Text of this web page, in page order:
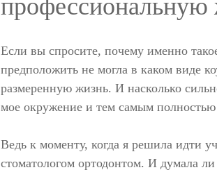
профессиональную
Если вы спросите, почему именно
предположить не могла в каком виде
размеренную жизнь. И насколько
мое окружение и тем самым
Ведь к моменту, когда я решила идти
стоматологом ортодонтом. И думала